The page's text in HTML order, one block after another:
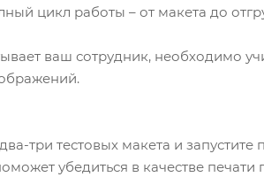
цикл работы – от макета до
ваш сотрудник, необходимо
три тестовых макета и
убедиться в качестве